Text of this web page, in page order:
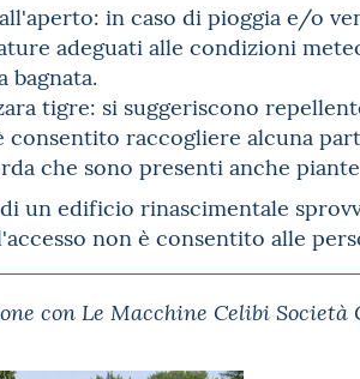
in caso di pioggia e/o
adeguati alle condizioni
bagnata.
tigre: si suggeriscono
consentito raccogliere alcuna
che sono presenti anche
un edificio rinascimentale
non è consentito alle
con Le Macchine Celibi Società